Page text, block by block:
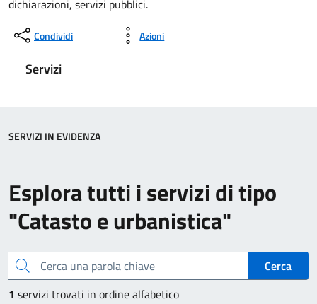
dichiarazioni, servizi pubblici.
Condividi Azioni
Servizi
Esplora tutti i servizi di tipo
"Catasto e urbanistica"
Cerca una parola chiave
Cerca
1 servizi trovati in ordine alfabetico
SERVIZI IN EVIDENZA